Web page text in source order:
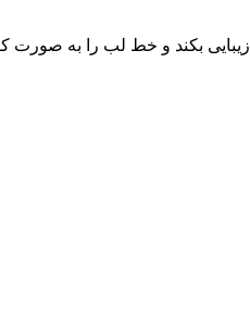
بکند و خط لب را به صورت